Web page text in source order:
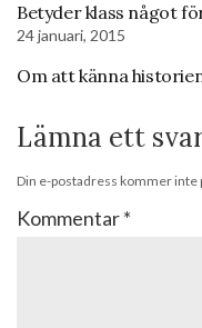
Betyder klass något
24 januari, 2015
Om att känna
Lämna ett
Din e-postadress kommer inte
Kommentar*